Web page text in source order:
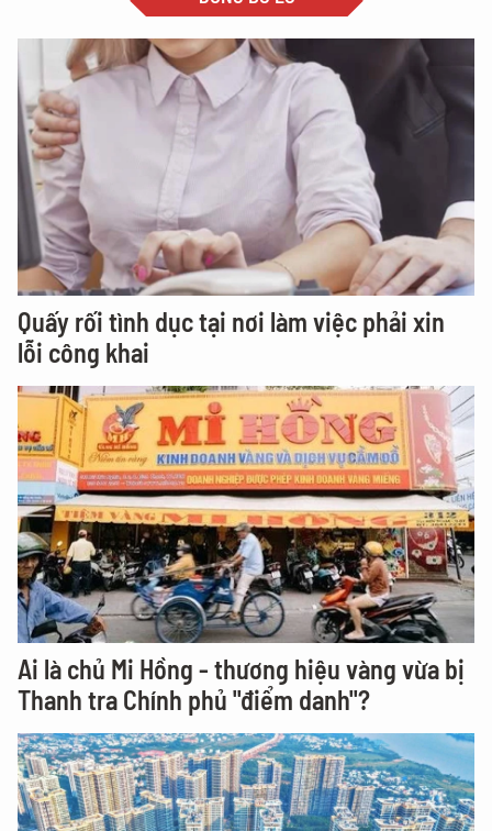
Quấy rối tình dục tại nơi làm việc phải xin
lỗi công khai
Ai là chủ Mi Hồng - thương hiệu vàng vừa bị
Thanh tra Chính phủ "điểm danh"?